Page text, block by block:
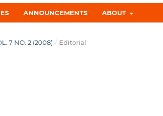
ANNOUNCEMENTS ABOUT
7 NO. 2 (2008) / Editorial